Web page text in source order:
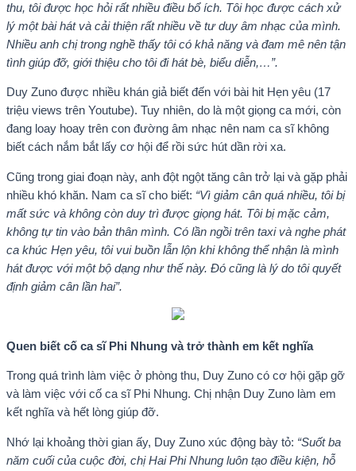
thu, tôi được học hỏi rất nhiều điều bổ ích. Tôi học được cách xử
lý một bài hát và cải thiện rất nhiều về tư duy âm nhạc của mình.
Nhiều anh chị trong nghề thấy tôi có khả năng và đam mê nên tận
tình giúp đỡ, giới thiệu cho tôi đi hát bè, biểu diễn,…”.
Duy Zuno được nhiều khán giả biết đến với bài hit Hẹn yêu (17
triệu views trên Youtube). Tuy nhiên, do là một giọng ca mới, còn
đang loay hoay trên con đường âm nhạc nên nam ca sĩ không
biết cách nắm bắt lấy cơ hội để rồi sức hút dần rời xa.
Cũng trong giai đoạn này, anh đột ngột tăng cân trở lại và gặp phải
nhiều khó khăn. Nam ca sĩ cho biết: “Vì giảm cân quá nhiều, tôi bị
mất sức và không còn duy trì được giọng hát. Tôi bị mặc cảm,
không tự tin vào bản thân mình. Có lần ngồi trên taxi và nghe phát
ca khúc Hẹn yêu, tôi vui buồn lẫn lộn khi không thể nhận là mình
hát được với một bộ dạng như thế này. Đó cũng là lý do tôi quyết
định giảm cân lần hai”.
Quen biết cố ca sĩ Phi Nhung và trở thành em kết nghĩa
Trong quá trình làm việc ở phòng thu, Duy Zuno có cơ hội gặp gỡ
và làm việc với cố ca sĩ Phi Nhung. Chị nhận Duy Zuno làm em
kết nghĩa và hết lòng giúp đỡ.
Nhớ lại khoảng thời gian ấy, Duy Zuno xúc động bày tỏ: “Suốt ba
năm cuối của cuộc đời, chị Hai Phi Nhung luôn tạo điều kiện, hỗ